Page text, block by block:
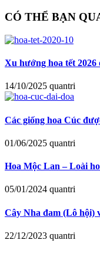
CÓ THỂ BẠN
Xu hướng hoa tết 2026
14/10/2025 quantri
Các giống hoa Cúc
01/06/2025 quantri
Hoa Mộc Lan – Loài
05/01/2024 quantri
Cây Nha đam (Lô hội)
22/12/2023 quantri